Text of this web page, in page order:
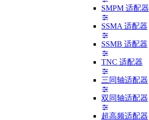
SMPM 适配器
SSMA 适配器
SSMB 适配器
TNC 适配器
三同轴适配器
双同轴适配器
超高频适配器